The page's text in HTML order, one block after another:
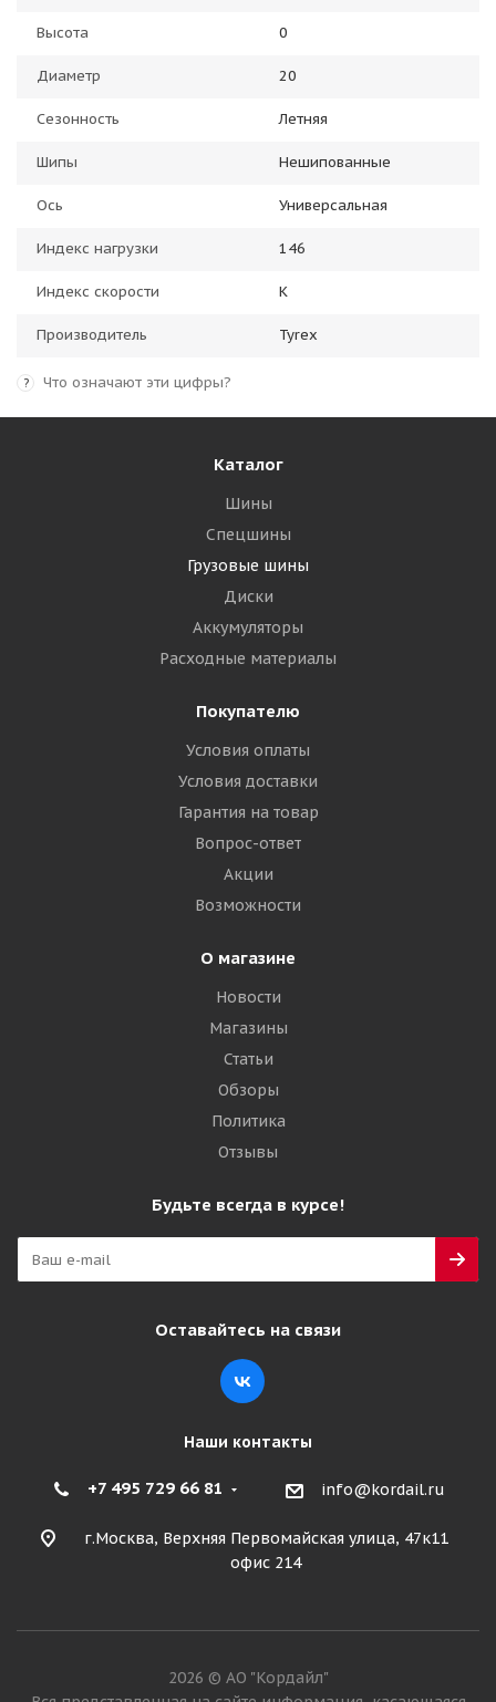
Высота 0
Диаметр 20
Сезонность Летняя
Шипы Нешипованные
Ось Универсальная
Индекс нагрузки 146
Индекс скорости K
Производитель Tyrex
? Что означают эти цифры?
Каталог
Шины
Спецшины
Грузовые шины
Диски
Аккумуляторы
Расходные материалы
Покупателю
Условия оплаты
Условия доставки
Гарантия на товар
Вопрос-ответ
Акции
Возможности
О магазине
Новости
Магазины
Статьи
Обзоры
Политика
Отзывы
Будьте всегда в курсе!
Оставайтесь на связи
Наши контакты
+7 495 729 66 81 info@kordail.ru
г.Москва, Верхняя Первомайская улица, 47к11
офис 214
2026 © АО "Кордайл"